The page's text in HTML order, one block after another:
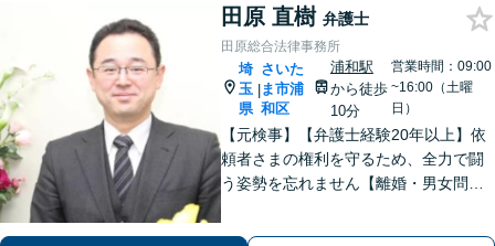
田原 直樹 弁護士
田原総合法律事務所
埼
玉
県
|
さいた
ま市浦
和区
浦和駅
から徒歩
10分
営業時間：09:00
~16:00（土曜
日）
【元検事】【弁護士経験20年以上】依
頼者さまの権利を守るため、全力で闘
う姿勢を忘れません【離婚・男女問